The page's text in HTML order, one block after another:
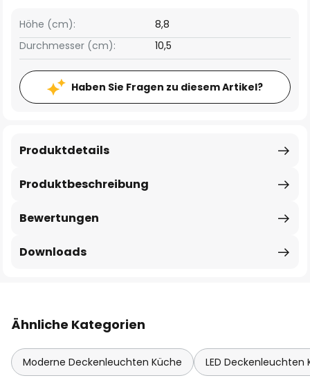
Höhe (cm):
8,8
Durchmesser (cm):
10,5
Haben Sie Fragen zu diesem Artikel?
Produktbeschreibung
Produktdetails
Bewertungen
Downloads
Ähnliche Kategorien
Moderne Deckenleuchten Küche LED Deckenleuchten